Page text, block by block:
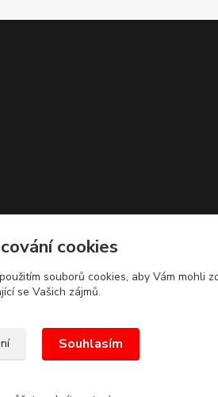
cookies
souborů cookies, aby Vám mohli
se Vašich zájmů.
Souhlasím